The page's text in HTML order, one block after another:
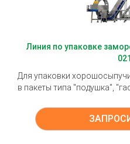
Линия по упаковке
Для упаковки
в пакеты типа "подушка",